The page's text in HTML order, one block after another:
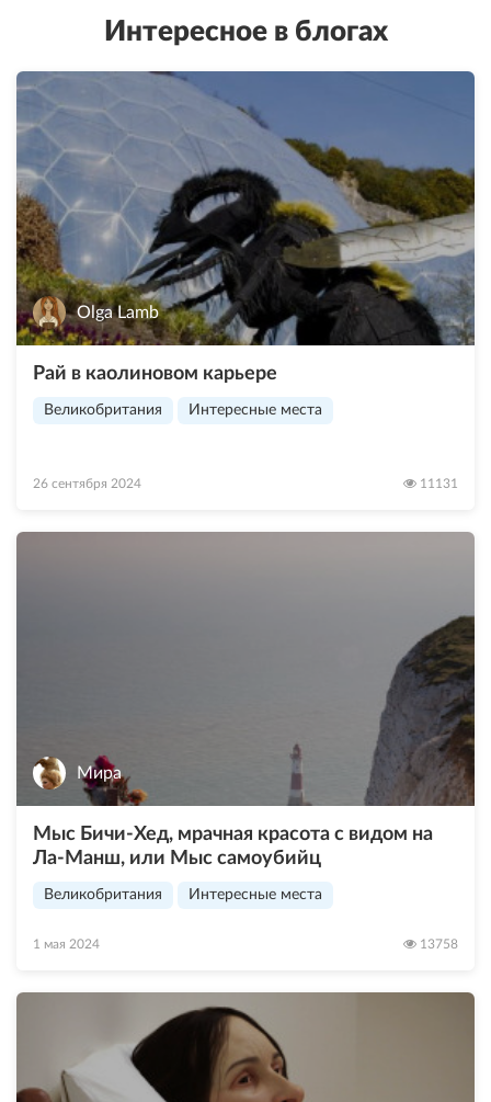
Интересное в блогах
Olga Lamb
Рай в каолиновом карьере
Великобритания Интересные места
26 сентября 2024 11131
Мира
Мыс Бичи-Хед, мрачная красота с видом на
Ла-Манш, или Мыс самоубийц
Великобритания Интересные места
1 мая 2024 13758